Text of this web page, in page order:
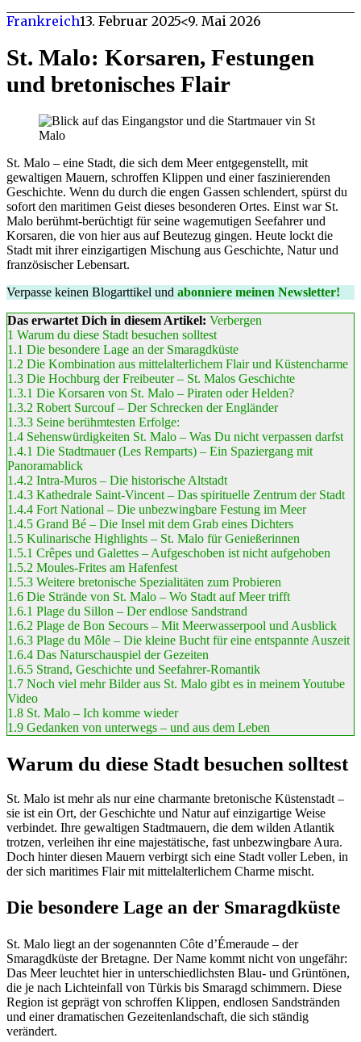
Frankreich13. Februar 2025<9. Mai 2026
St. Malo: Korsaren, Festungen
und bretonisches Flair
St. Malo – eine Stadt, die sich dem Meer entgegenstellt, mit
gewaltigen Mauern, schroffen Klippen und einer faszinierenden
Geschichte. Wenn du durch die engen Gassen schlendert, spürst du
sofort den maritimen Geist dieses besonderen Ortes. Einst war St.
Malo berühmt-berüchtigt für seine wagemutigen Seefahrer und
Korsaren, die von hier aus auf Beutezug gingen. Heute lockt die
Stadt mit ihrer einzigartigen Mischung aus Geschichte, Natur und
französischer Lebensart.
Verpasse keinen Blogarttikel und abonniere meinen Newsletter!
Das erwartet Dich in diesem Artikel: Verbergen
1 Warum du diese Stadt besuchen solltest
1.1 Die besondere Lage an der Smaragdküste
1.2 Die Kombination aus mittelalterlichem Flair und Küstencharme
1.3 Die Hochburg der Freibeuter – St. Malos Geschichte
1.3.1 Die Korsaren von St. Malo – Piraten oder Helden?
1.3.2 Robert Surcouf – Der Schrecken der Engländer
1.3.3 Seine berühmtesten Erfolge:
1.4 Sehenswürdigkeiten St. Malo – Was Du nicht verpassen darfst
1.4.1 Die Stadtmauer (Les Remparts) – Ein Spaziergang mit
Panoramablick
1.4.2 Intra-Muros – Die historische Altstadt
1.4.3 Kathedrale Saint-Vincent – Das spirituelle Zentrum der Stadt
1.4.4 Fort National – Die unbezwingbare Festung im Meer
1.4.5 Grand Bé – Die Insel mit dem Grab eines Dichters
1.5 Kulinarische Highlights – St. Malo für Genießerinnen
1.5.1 Crêpes und Galettes – Aufgeschoben ist nicht aufgehoben
1.5.2 Moules-Frites am Hafenfest
1.5.3 Weitere bretonische Spezialitäten zum Probieren
1.6 Die Strände von St. Malo – Wo Stadt auf Meer trifft
1.6.1 Plage du Sillon – Der endlose Sandstrand
1.6.2 Plage de Bon Secours – Mit Meerwasserpool und Ausblick
1.6.3 Plage du Môle – Die kleine Bucht für eine entspannte Auszeit
1.6.4 Das Naturschauspiel der Gezeiten
1.6.5 Strand, Geschichte und Seefahrer-Romantik
1.7 Noch viel mehr Bilder aus St. Malo gibt es in meinem Youtube
Video
1.8 St. Malo – Ich komme wieder
1.9 Gedanken von unterwegs – und aus dem Leben
Warum du diese Stadt besuchen solltest
St. Malo ist mehr als nur eine charmante bretonische Küstenstadt –
sie ist ein Ort, der Geschichte und Natur auf einzigartige Weise
verbindet. Ihre gewaltigen Stadtmauern, die dem wilden Atlantik
trotzen, verleihen ihr eine majestätische, fast unbezwingbare Aura.
Doch hinter diesen Mauern verbirgt sich eine Stadt voller Leben, in
der sich maritimes Flair mit mittelalterlichem Charme mischt.
Die besondere Lage an der Smaragdküste
St. Malo liegt an der sogenannten Côte d’Émeraude – der
Smaragdküste der Bretagne. Der Name kommt nicht von ungefähr:
Das Meer leuchtet hier in unterschiedlichsten Blau- und Grüntönen,
die je nach Lichteinfall von Türkis bis Smaragd schimmern. Diese
Region ist geprägt von schroffen Klippen, endlosen Sandstränden
und einer dramatischen Gezeitenlandschaft, die sich ständig
verändert.